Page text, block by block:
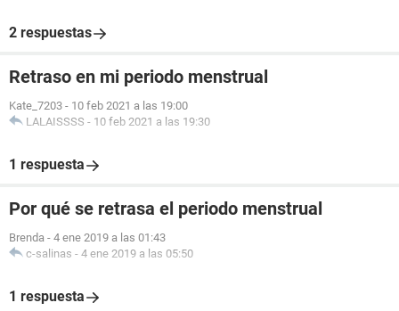
2 respuestas
Retraso en mi periodo menstrual
Kate_7203 - 10 feb 2021 a las 19:00
LALAISSSS - 10 feb 2021 a las 19:30
1 respuesta
Por qué se retrasa el periodo menstrual
Brenda - 4 ene 2019 a las 01:43
c-salinas - 4 ene 2019 a las 05:50
1 respuesta